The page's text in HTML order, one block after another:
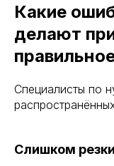
Какие
делают
Специалисты по
Слишком